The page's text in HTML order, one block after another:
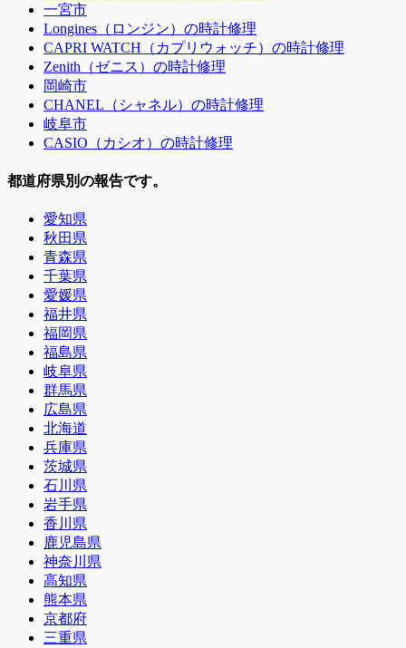
一宮市
Longines（ロンジン）の時計修理
CAPRI WATCH（カプリウォッチ）の時計修理
Zenith（ゼニス）の時計修理
岡崎市
CHANEL（シャネル）の時計修理
岐阜市
CASIO（カシオ）の時計修理
都道府県別の報告です。
愛知県
秋田県
青森県
千葉県
愛媛県
福井県
福岡県
福島県
岐阜県
群馬県
広島県
北海道
兵庫県
茨城県
石川県
岩手県
香川県
鹿児島県
神奈川県
高知県
熊本県
京都府
三重県